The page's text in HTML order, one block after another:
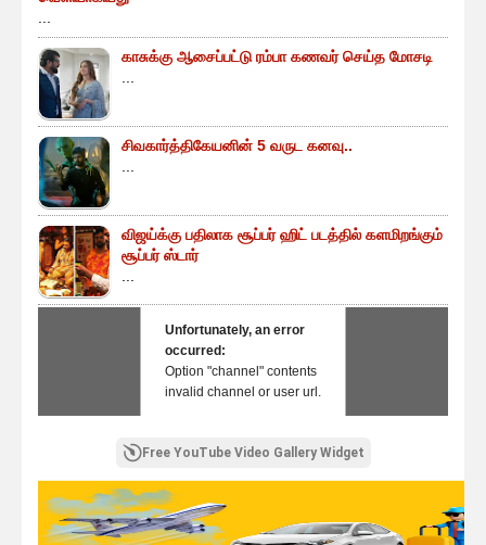
காசுக்கு ஆசைப்பட்டு ரம்பா கணவர் செய்த மோசடி
சிவகார்த்திகேயனின் 5 வருட கனவு..
விஜய்க்கு பதிலாக சூப்பர் ஹிட் படத்தில் களமிறங்கும்
சூப்பர் ஸ்டார்
Unfortunately, an error
occurred:
Option "channel" contents
invalid channel or user url.
Free YouTube Video Gallery Widget